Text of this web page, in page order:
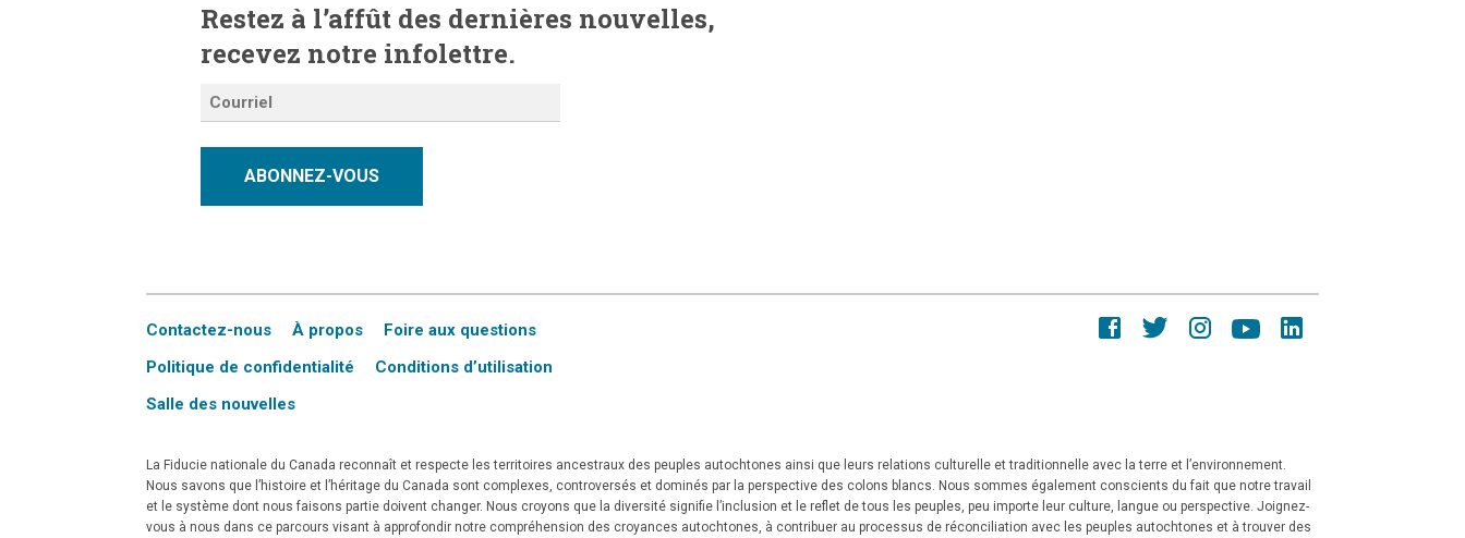
Restez à l’affût des dernières nouvelles,
recevez notre infolettre.
ABONNEZ-VOUS
Contactez-nous À propos
Foire aux questions
Politique de confidentialité
Conditions d’utilisation
Salle des nouvelles
La Fiducie nationale du Canada reconnaît et respecte les territoires ancestraux des peuples autochtones ainsi que leurs relations culturelle et traditionnelle avec la terre et l’environnement.
Nous savons que l’histoire et l’héritage du Canada sont complexes, controversés et dominés par la perspective des colons blancs. Nous sommes également conscients du fait que notre travail
et le système dont nous faisons partie doivent changer. Nous croyons que la diversité signifie l’inclusion et le reflet de tous les peuples, peu importe leur culture, langue ou perspective. Joignez-
vous à nous dans ce parcours visant à approfondir notre compréhension des croyances autochtones, à contribuer au processus de réconciliation avec les peuples autochtones et à trouver des